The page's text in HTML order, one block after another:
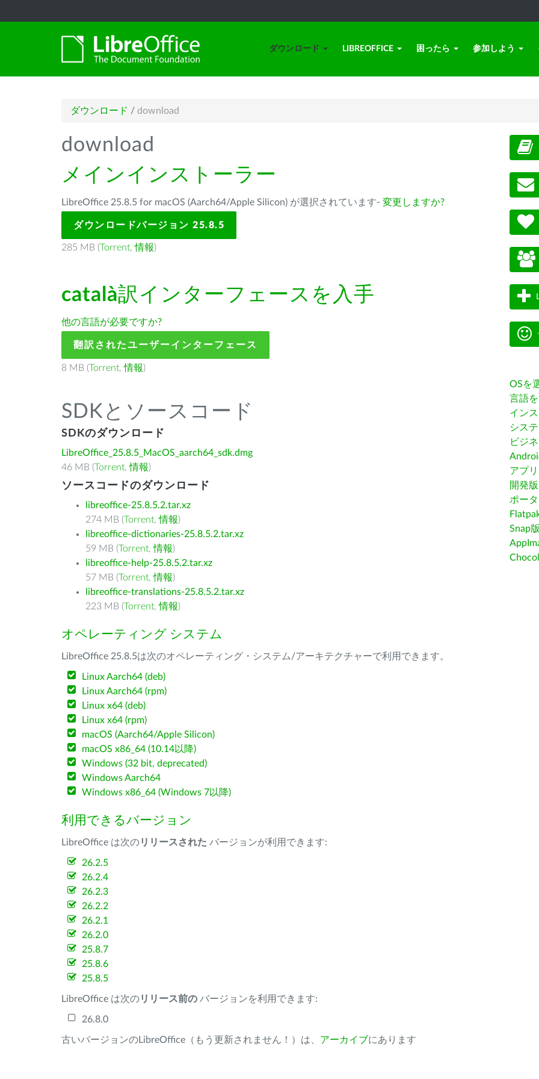
ダウンロード LIBREOFFICE 困ったら 参加しよう
ダウンロード / download
download
メインインストーラー
LibreOffice 25.8.5 for macOS (Aarch64/Apple Silicon) が選択されています- 変更しますか?
ダウンロードバージョン 25.8.5
285 MB (Torrent,情報)
català訳インターフェースを入手
他の言語が必要ですか?
翻訳されたユーザーインターフェース
8 MB (Torrent,情報)
SDKとソースコード
SDKのダウンロード
LibreOffice_25.8.5_MacOS_aarch64_sdk.dmg
46 MB (Torrent,情報)
ソースコードのダウンロード
libreoffice-25.8.5.2.tar.xz
274 MB (Torrent,情報)
libreoffice-dictionaries-25.8.5.2.tar.xz
59 MB (Torrent,情報)
libreoffice-help-25.8.5.2.tar.xz
57 MB (Torrent,情報)
libreoffice-translations-25.8.5.2.tar.xz
223 MB (Torrent,情報)
オペレーティング システム
LibreOffice 25.8.5は次のオペレーティング・システム/アーキテクチャーで利用できます。
Linux Aarch64 (deb)
Linux Aarch64 (rpm)
Linux x64 (deb)
Linux x64 (rpm)
macOS (Aarch64/Apple Silicon)
macOS x86_64 (10.14以降)
Windows (32 bit, deprecated)
Windows Aarch64
Windows x86_64 (Windows 7以降)
利用できるバージョン
LibreOffice は次のリリースされた バージョンが利用できます:
26.2.5
26.2.4
26.2.3
26.2.2
26.2.1
26.2.0
25.8.7
25.8.6
25.8.5
LibreOffice は次のリリース前の バージョンを利用できます:
26.8.0
古いバージョンのLibreOffice（もう更新されません！）は、 アーカイブにあります
OSを
言語
イン
シス
ビジ
アプ
開発版
ポー
Snap版